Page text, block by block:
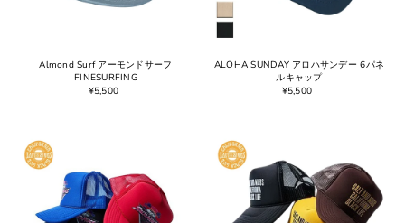
Almond Surf アーモンドサーフ
FINESURFING
¥5,500
ALOHA SUNDAY アロハサンデー 6パネ
ルキャップ
¥5,500